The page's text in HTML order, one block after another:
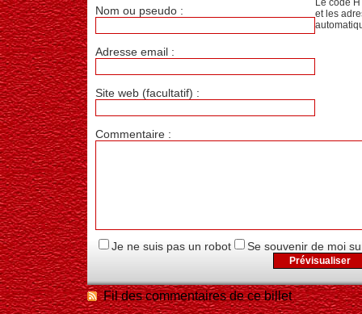
Nom ou pseudo :
Adresse email :
Site web (facultatif) :
Commentaire :
Le code
et les
Je ne suis pas un robot Se souvenir de moi
Fil des commentaires de ce billet